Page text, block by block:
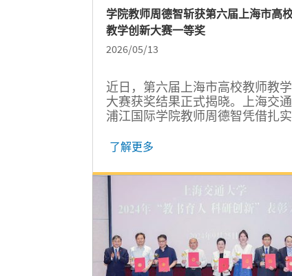
学院教师周德智斩获第六届上海市高
教学创新大赛一等奖
2026/05/13
近日，第六届上海市高校教师教
大赛获奖结果正式揭晓。上海交
浦江国际学院教师周德智凭借扎
级一等奖，充分彰显学院教师过硬
改革、聚力育人创新的扎实成效
了解更多